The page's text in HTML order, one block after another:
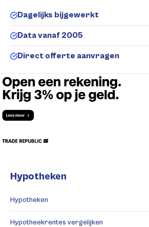
Dagelijks bijgewerkt
Data vanaf 2005
Direct offerte aanvragen
Hypotheken
Hypotheken
Hypotheekrentes vergelijken